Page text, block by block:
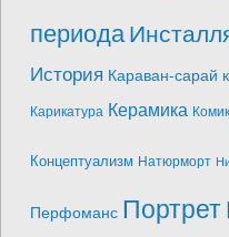
периода
История Караван-сарай
Карикатура Керамика
Концептуализм Натюрморт
Перфоманс Портрет